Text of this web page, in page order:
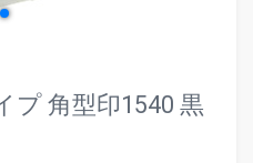
プ 角型印1540 黒